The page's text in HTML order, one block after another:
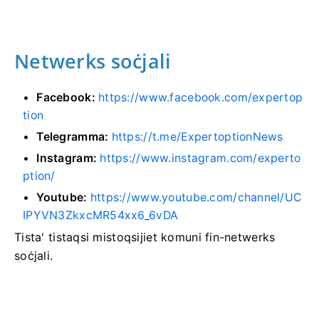
Netwerks soċjali
Facebook: https://www.facebook.com/expertop
tion
Telegramma: https://t.me/ExpertoptionNews
Instagram: https://www.instagram.com/experto
ption/
Youtube: https://www.youtube.com/channel/UC
IPYVN3ZkxcMR54xx6_6vDA
Tista' tistaqsi mistoqsijiet komuni fin-netwerks
soċjali.